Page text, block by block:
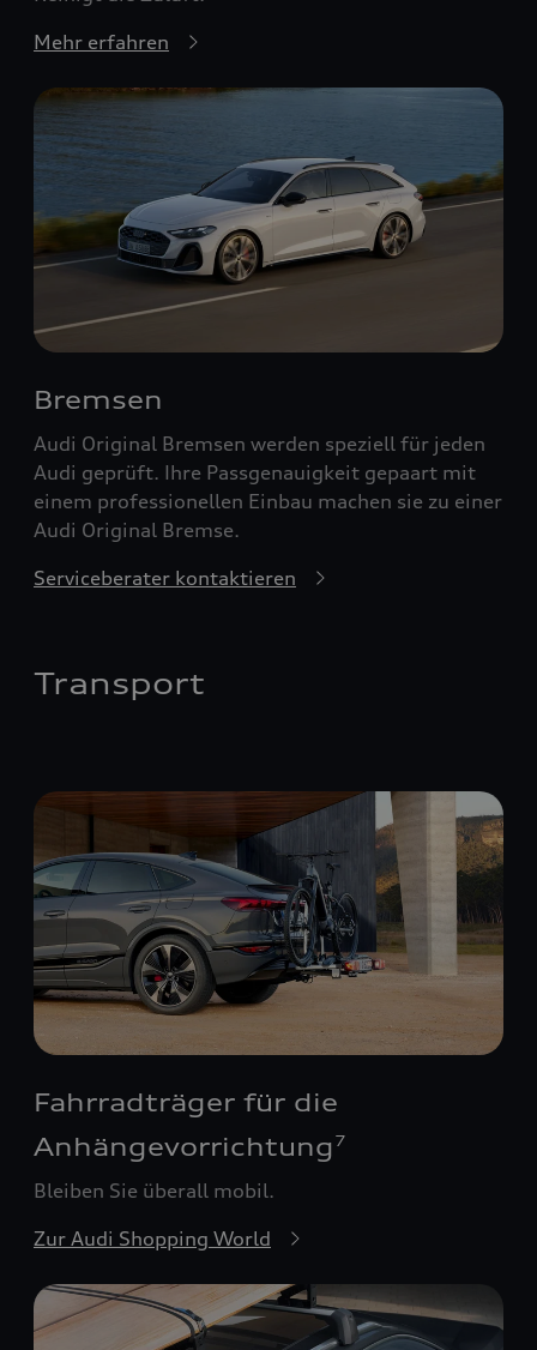
Mehr erfahren
Bremsen
Audi Original Bremsen werden speziell für jeden
Audi geprüft. Ihre Passgenauigkeit gepaart mit
einem professionellen Einbau machen sie zu einer
Audi Original Bremse.
Serviceberater kontaktieren
Transport
Fahrradträger für die
Anhängevorrichtung 7
Bleiben Sie überall mobil.
Zur Audi Shopping World